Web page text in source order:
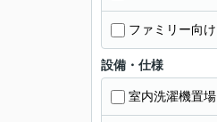
ファミリー向け
設備・仕様
室内洗濯機置場